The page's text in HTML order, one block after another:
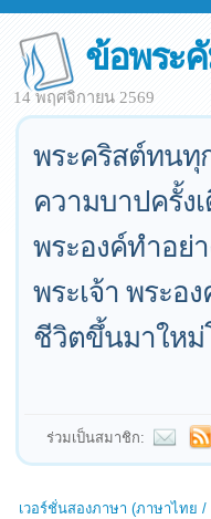
ข้อพระ
14 พฤศจิกายน 2569
พระคริสต์ทนทุ
ความบาปครั้ง
พระองค์ทำอย่
พระเจ้า พระอ
ชีวิตขึ้นมาให
ร่วมเป็นสมาชิก:
เวอร์ชั่นสองภาษา (ภาษาไทย /